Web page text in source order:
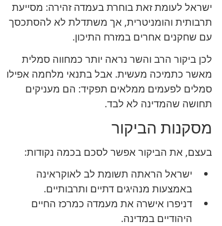
ישראל לעומת זאת בוחרת בעמדה זהירה: מסייעת
תרבותית והומניטרית, אך משתדלת לא להסתכסך
עם שחקנים אחרים במזרח התיכון.
לכן ביקור הרב והשר נראה יותר כמחווה סמלית
מאשר כתמיכה מעשית. אבל בתנאי מלחמה אפילו
סמלים לפעמים ממלאים תפקיד: הם מעניקים
תחושה שהמדינה לא לבד.
מסקנות הביקור
בעצם, את הביקור אפשר לסכם בכמה נקודות:
ישראל הראתה תשומת לב לאוקראינה
באמצעות מנהיגים דתיים ותרבותיים.
דניפרו אישרה את מעמדה כמרכז החיים
היהודיים במדינה.